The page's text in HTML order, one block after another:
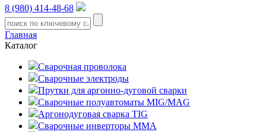
8 (980) 414-48-68
Главная
Каталог
Сварочная проволока
Сварочные электроды
Прутки для аргонно-дуговой сварки
Сварочные полуавтоматы MIG/MAG
Аргонодуговая сварка TIG
Сварочные инверторы MMA